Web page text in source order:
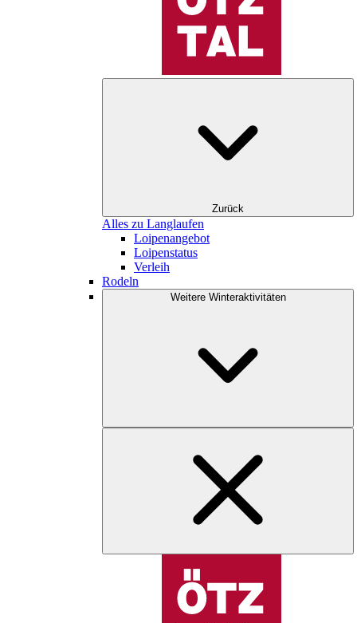
Zurück
Alles zu Langlaufen
Loipenangebot
Loipenstatus
Verleih
Rodeln
Weitere Winteraktivitäten